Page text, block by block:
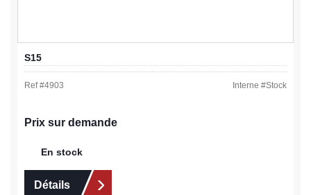
S15
Ref #4903 Interne #Stock
Prix sur demande
En stock
Détails